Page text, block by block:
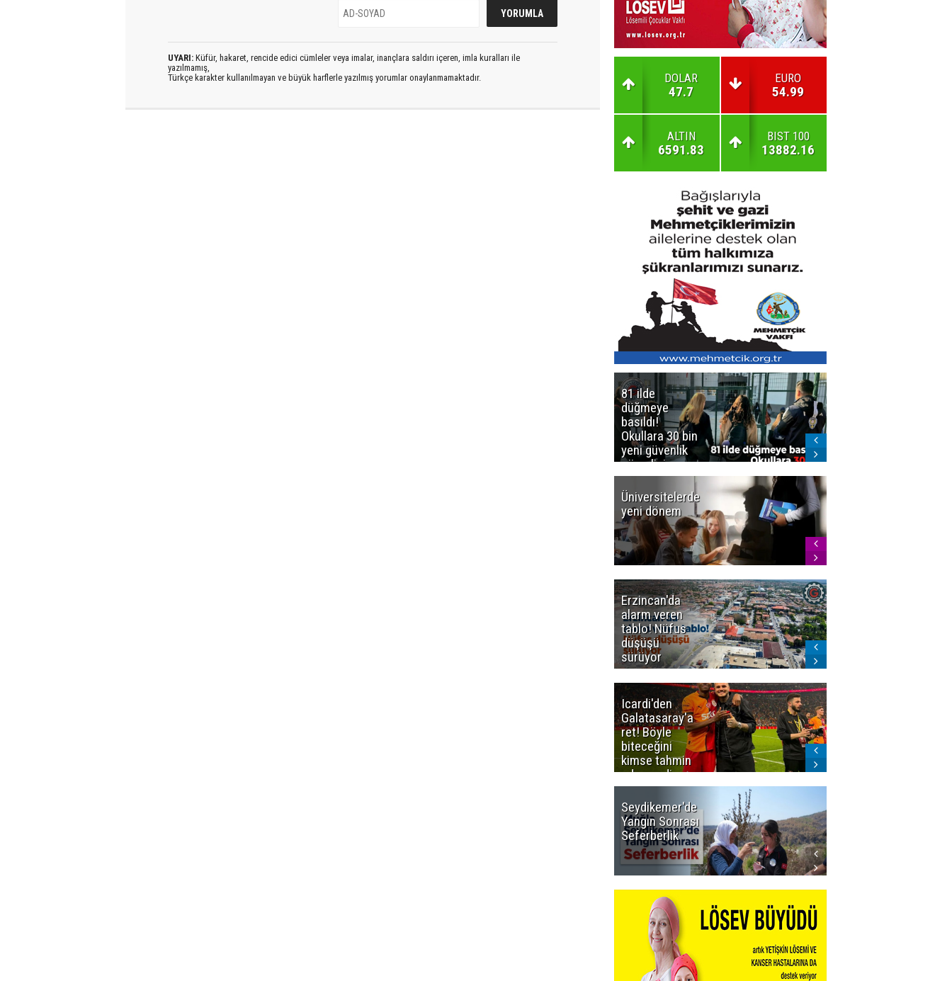
UYARI: Küfür, hakaret, rencide edici cümleler veya imalar, inançlara saldırı içeren, imla kuralları ile
yazılmamış,
Türkçe karakter kullanılmayan ve büyük harflerle yazılmış yorumlar onaylanmamaktadır.
DOLAR
47.7
EURO
54.99
ALTIN
6591.83
BIST 100
13882.16
81 ilde
düğmeye
basıldı!
Okullara 30 bin
yeni güvenlik
görevlisi
Üniversitelerde
yeni dönem
Erzincan'da
alarm veren
tablo! Nüfus
düşüşü
sürüyor
Icardi'den
Galatasaray'a
ret! Böyle
biteceğini
kimse tahmin
edemezdi
Seydikemer'de
Yangın Sonrası
Seferberlik